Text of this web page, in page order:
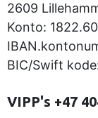
2609
Konto:
BIC/Swift
VIPP's +47